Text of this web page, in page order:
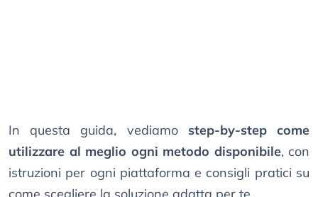
In questa guida, vediamo step-by-step come
utilizzare al meglio ogni metodo disponibile, con
istruzioni per ogni piattaforma e consigli pratici su